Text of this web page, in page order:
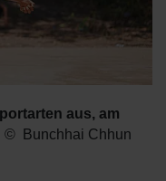
aus, am
Bunchhai Chhun